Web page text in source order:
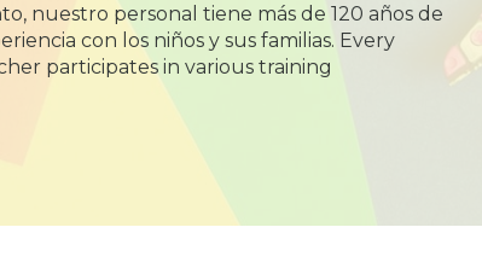
nuestro personal tiene más de 120 años de
con los niños y sus familias. Every
participates in various training